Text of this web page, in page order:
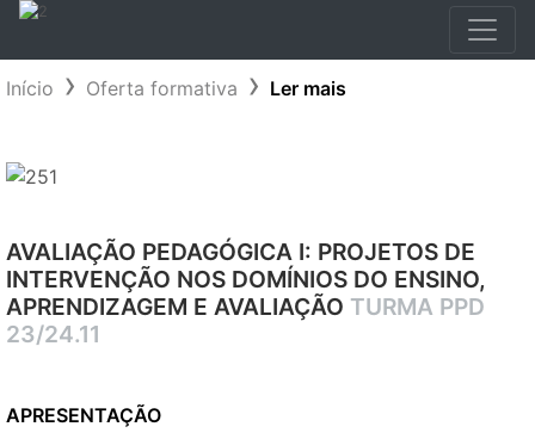
Início Oferta formativa Ler mais
AVALIAÇÃO PEDAGÓGICA I: PROJETOS DE
INTERVENÇÃO NOS DOMÍNIOS DO ENSINO,
APRENDIZAGEM E AVALIAÇÃO TURMA PPD
23/24.11
APRESENTAÇÃO